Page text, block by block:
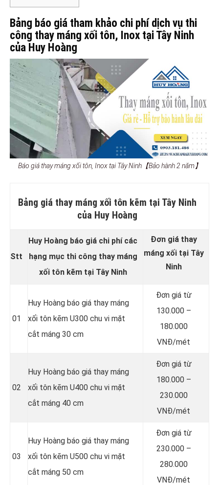
Bảng báo giá tham khảo chi phí dịch vụ thi
công thay máng xối tôn, Inox tại Tây Ninh
của Huy Hoàng
Báo giá thay máng xối tôn, Inox tại Tây Ninh【Bảo hành 2 năm】
Bảng giá thay máng xối tôn kẽm tại Tây Ninh
của Huy Hoàng
Stt
Huy Hoàng báo giá chi phí các
hạng mục thi công thay máng
xối tôn kẽm tại Tây Ninh
Đơn giá thay
máng xối tại Tây
Ninh
01
Huy Hoàng báo giá thay máng
xối tôn kẽm U300 chu vi mặt
cắt máng 30 cm
Đơn giá từ
130.000 –
180.000
VNĐ/mét
02
Huy Hoàng báo giá thay máng
xối tôn kẽm U400 chu vi mặt
cắt máng 40 cm
Đơn giá từ
180.000 –
230.000
VNĐ/mét
03
Huy Hoàng báo giá thay máng
xối tôn kẽm U500 chu vi mặt
cắt máng 50 cm
Đơn giá từ
230.000 –
280.000
VNĐ/mét